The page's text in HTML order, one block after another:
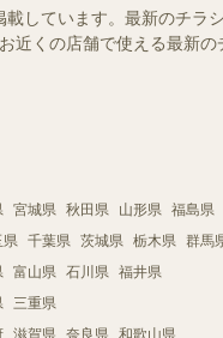
しています。最新のチ
近くの店舗で使える最新
宮城県 秋田県 山形県 福島県
県 千葉県 茨城県 栃木県 群馬
富山県 石川県 福井県
三重県
滋賀県 奈良県 和歌山県